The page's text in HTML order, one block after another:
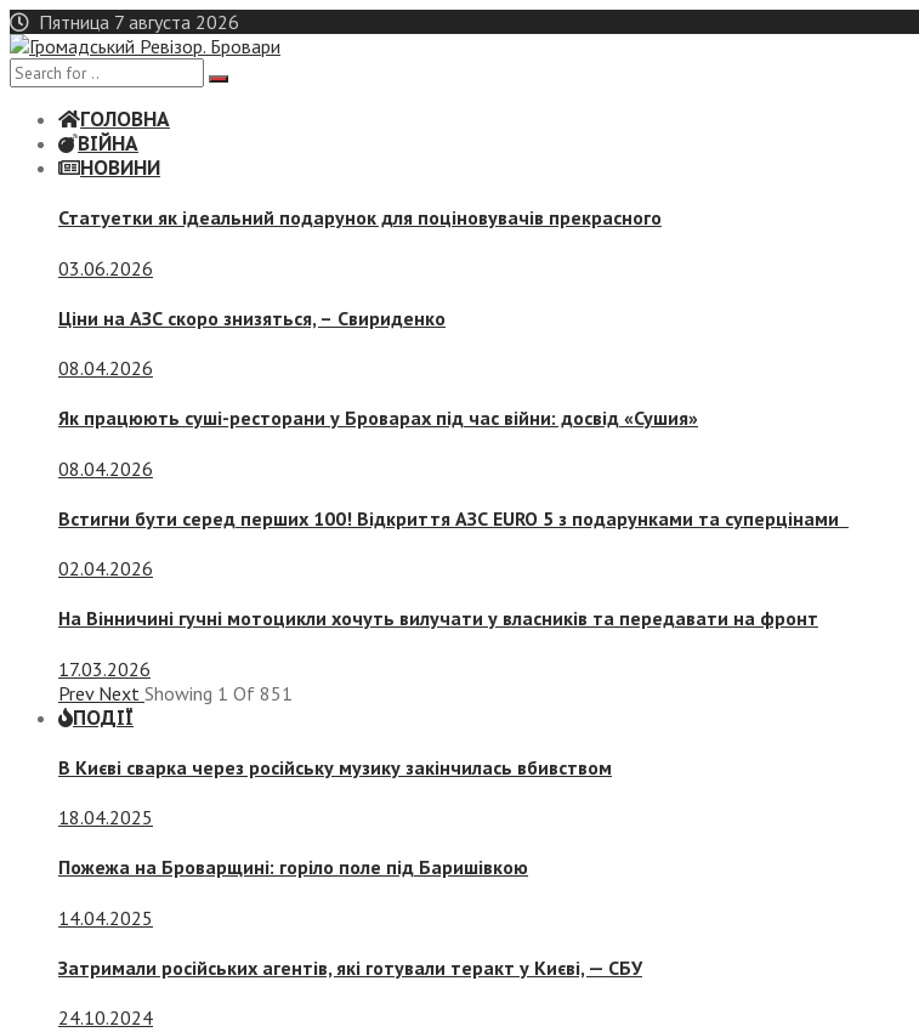
Skip
to
content
Пятница 7 августа 2026
ГОЛОВНА
ВІЙНА
НОВИНИ
Статуетки як ідеальний подарунок для поціновувачів прекрасного
03.06.2026
Ціни на АЗС скоро знизяться, – Свириденко
08.04.2026
Як працюють суші-ресторани у Броварах під час війни: досвід «Сушия»
08.04.2026
Встигни бути серед перших 100! Відкриття АЗС EURO 5 з подарунками та суперцінами
02.04.2026
На Вінничині гучні мотоцикли хочуть вилучати у власників та передавати на фронт
17.03.2026
Prev Next Showing 1 Of 851
ПОДІЇ
В Києві сварка через російську музику закінчилась вбивством
18.04.2025
Пожежа на Броварщині: горіло поле під Баришівкою
14.04.2025
Затримали російських агентів, які готували теракт у Києві, — СБУ
24.10.2024